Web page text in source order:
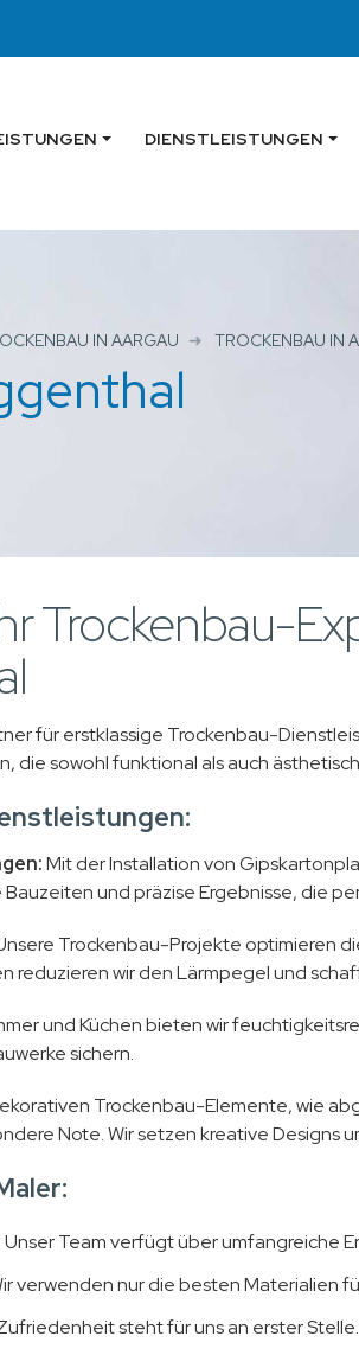
DIENSTLEISTUNGEN
IN AARGAU TROCKENBAU IN
Trockenbau-
für erstklassige Trockenbau-
die sowohl funktional als auch
Mit der Installation von
und präzise Ergebnisse, die
Trockenbau-Projekte optimieren
reduzieren wir den Lärmpegel und
und Küchen bieten wir
sichern.
Trockenbau-Elemente, wie
Note. Wir setzen kreative Designs
Unser Team verfügt über umfangreiche
verwenden nur die besten Materialien
steht für uns an erster